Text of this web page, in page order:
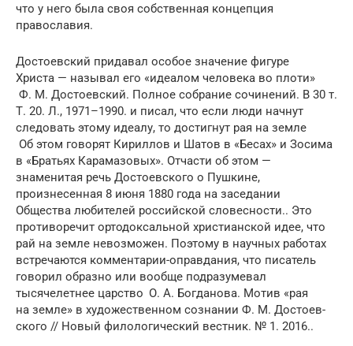
что у него была своя собственная концепция
православия.
Достоевский придавал особое значение фигуре
Христа — называл его «идеалом человека во плоти»
Ф. М. Достоевский. Полное собрание сочинений. В 30 т.
Т. 20. Л., 1971–1990. и писал, что если люди начнут
следовать этому идеалу, то достигнут рая на земле
Об этом говорят Кириллов и Шатов в «Бесах» и Зосима
в «Братьях Карамазовых». Отчасти об этом —
знаменитая речь Достоевского о Пушкине,
произнесенная 8 июня 1880 года на заседании
Общества любителей россий­ской словесности.. Это
противоречит ортодоксальной христианской идее, что
рай на земле невозможен. Поэтому в научных работах
встречаются комментарии-оправдания, что писатель
говорил образно или вообще подра­зумевал
тысячелетнее царство О. А. Богданова. Мотив «рая
на земле» в худо­жественном сознании Ф. М. Достоев­
ского // Новый филологический вестник. № 1. 2016..